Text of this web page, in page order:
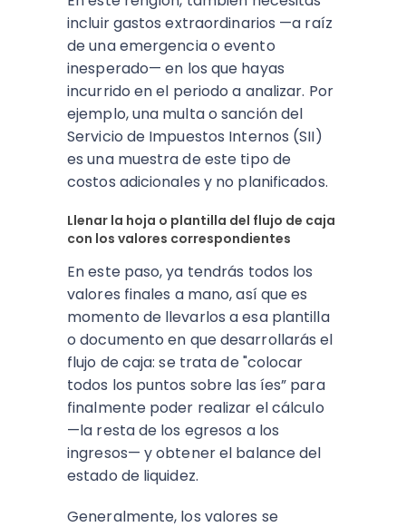
incluir gastos extraordinarios —a raíz
de una emergencia o evento
inesperado— en los que hayas
incurrido en el periodo a analizar. Por
ejemplo, una multa o sanción del
Servicio de Impuestos Internos (SII)
es una muestra de este tipo de
costos adicionales y no planificados.
Llenar la hoja o plantilla del flujo de caja
con los valores correspondientes
En este paso, ya tendrás todos los
valores finales a mano, así que es
momento de llevarlos a esa plantilla
o documento en que desarrollarás el
flujo de caja: se trata de "colocar
todos los puntos sobre las íes” para
finalmente poder realizar el cálculo
—la resta de los egresos a los
ingresos— y obtener el balance del
estado de liquidez.
Generalmente, los valores se